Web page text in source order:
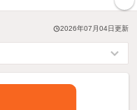
2026年07月04日更新